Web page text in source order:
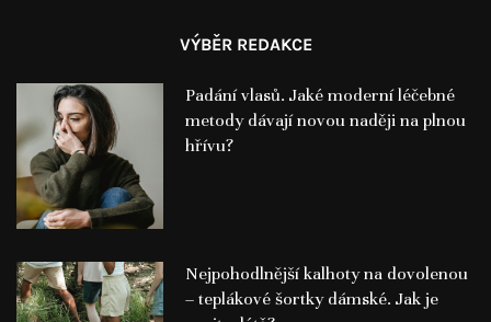
VÝBĚR REDAKCE
Padání vlasů. Jaké moderní léčebné
metody dávají novou naději na plnou
hřívu?
Nejpohodlnější kalhoty na dovolenou
– teplákové šortky dámské. Jak je